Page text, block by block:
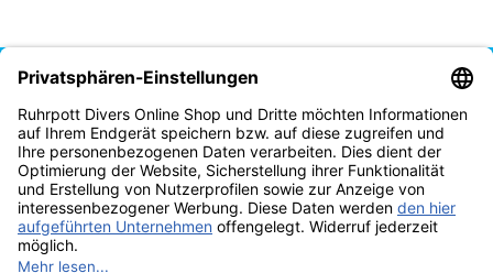
Vertrag widerrufen